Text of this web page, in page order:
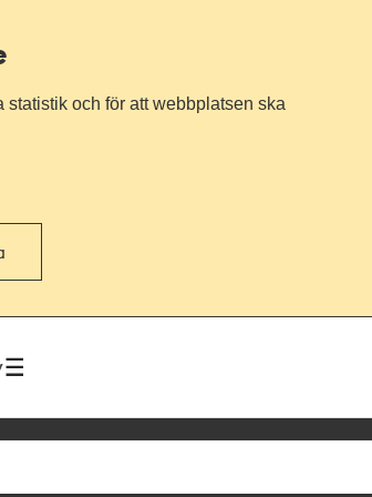
och för att webbplatsen ska